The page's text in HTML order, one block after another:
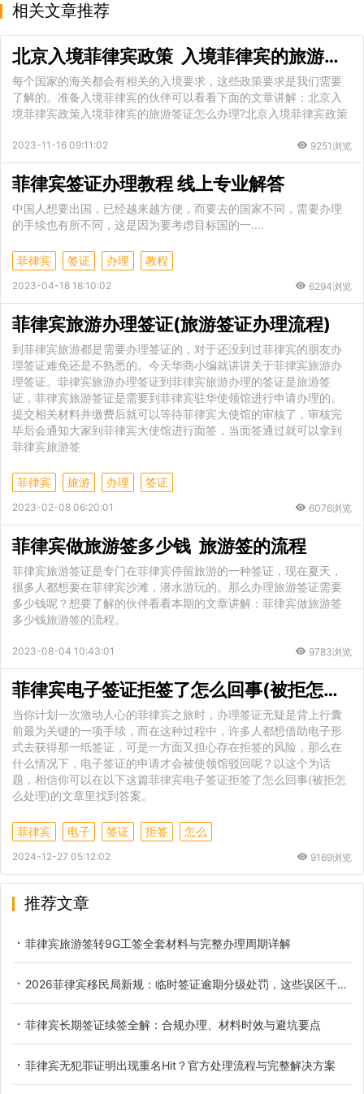
相关文章推荐
北京入境菲律宾政策 入境菲律宾的旅游签证怎么办理
每个国家的海关都会有相关的入境要求，这些政策要求是我们需要
了解的。准备入境菲律宾的伙伴可以看看下面的文章讲解：北京入
境菲律宾政策入境菲律宾的旅游签证怎么办理?北京入境菲律宾政策
2023-11-16 09:11:02 9251浏览
菲律宾签证办理教程 线上专业解答
中国人想要出国，已经越来越方便，而要去的国家不同，需要办理
的手续也有所不同，这是因为要考虑目标国的一....
菲律宾 签证 办理 教程
2023-04-18 18:10:02 6294浏览
菲律宾旅游办理签证(旅游签证办理流程)
到菲律宾旅游都是需要办理签证的，对于还没到过菲律宾的朋友办
理签证难免还是不熟悉的。今天华商小编就讲讲关于菲律宾旅游办
理签证。菲律宾旅游办理签证到菲律宾旅游办理的签证是旅游签
证，菲律宾旅游签证是需要到菲律宾驻华使领馆进行申请办理的。
提交相关材料并缴费后就可以等待菲律宾大使馆的审核了，审核完
毕后会通知大家到菲律宾大使馆进行面签，当面签通过就可以拿到
菲律宾旅游签
菲律宾 旅游 办理 签证
2023-02-08 06:20:01 6076浏览
菲律宾做旅游签多少钱 旅游签的流程
菲律宾旅游签证是专门在菲律宾停留旅游的一种签证，现在夏天，
很多人都想要在菲律宾沙滩，潜水游玩的。那么办理旅游签证需要
多少钱呢？想要了解的伙伴看看本期的文章讲解：菲律宾做旅游签
多少钱旅游签的流程。
2023-08-04 10:43:01 9783浏览
菲律宾电子签证拒签了怎么回事(被拒怎么处理)
当你计划一次激动人心的菲律宾之旅时，办理签证无疑是背上行囊
前最为关键的一项手续，而在这种过程中，许多人都想借助电子形
式去获得那一纸签证，可是一方面又担心存在拒签的风险，那么在
什么情况下，电子签证的申请才会被使领馆驳回呢？以这个为话
题，相信你可以在以下这篇菲律宾电子签证拒签了怎么回事(被拒怎
么处理)的文章里找到答案。
菲律宾 电子 签证 拒签 怎么
2024-12-27 05:12:02 9169浏览
推荐文章
菲律宾旅游签转9G工签全套材料与完整办理周期详解
2026菲律宾移民局新规：临时签证逾期分级处罚，这些误区千万别踩
菲律宾长期签证续签全解：合规办理、材料时效与避坑要点
菲律宾无犯罪证明出现重名Hit？官方处理流程与完整解决方案